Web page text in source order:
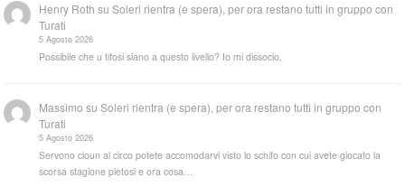
Henry Roth suSoleri rientra (e spera), per ora restano tutti in gruppo con
Turati
5 Agosto 2026
Possibile che u tifosi siano a questo livello? Io mi dissocio.
Massimo suSoleri rientra (e spera), per ora restano tutti in gruppo con
Turati
5 Agosto 2026
Servono cloun al circo potete accomodarvi visto lo schifo con cui avete giocato la
scorsa stagione pietosi e ora cosa…